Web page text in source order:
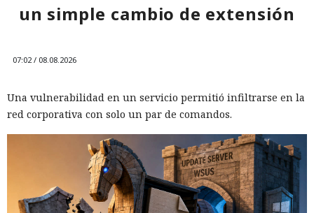
un simple cambio de extensión
07:02 / 08.08.2026
Una vulnerabilidad en un servicio permitió infiltrarse en la
red corporativa con solo un par de comandos.